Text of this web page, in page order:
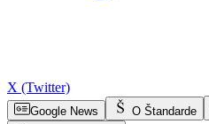
X (Twitter)
Google News O Štandarde